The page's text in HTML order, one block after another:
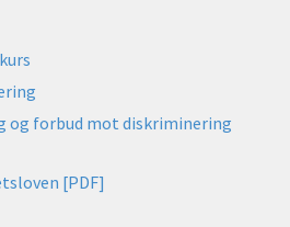
og forbud mot diskriminering
[PDF]